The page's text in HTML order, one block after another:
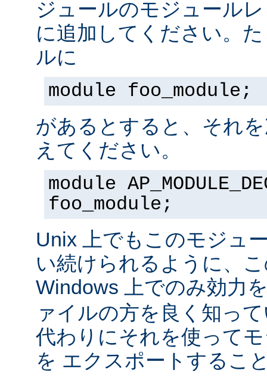
ジュールのモジュール
に追加してください。
ルに
module foo_module;
があるとすると、それ
えてください。
module
foo_module;
Unix 上でもこのモジュ
い続けられるように、
Windows 上でのみ効力
ァイルの方を良く知っ
代わりにそれを使って
を エクスポートするこ